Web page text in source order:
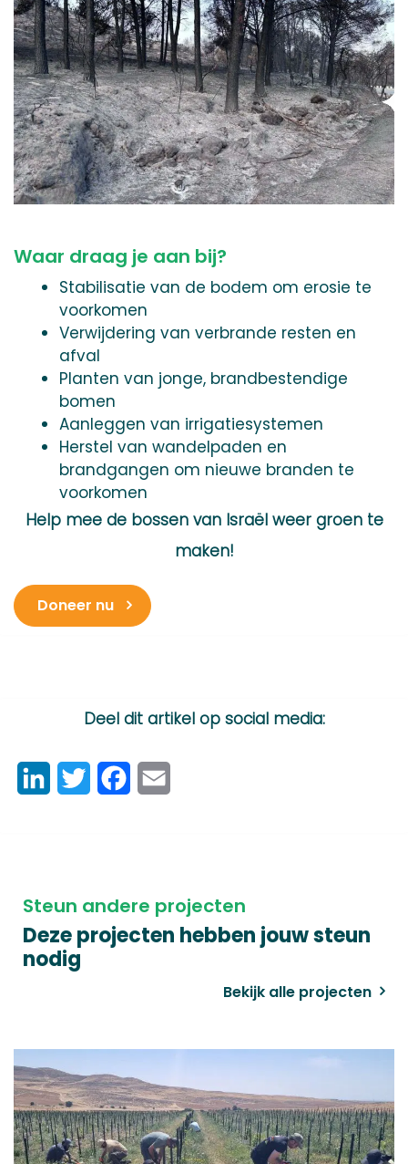
Waar draag je aan bij?
Stabilisatie van de bodem om erosie te
voorkomen
Verwijdering van verbrande resten en
afval
Planten van jonge, brandbestendige
bomen
Aanleggen van irrigatiesystemen
Herstel van wandelpaden en
brandgangen om nieuwe branden te
voorkomen
Help mee de bossen van Israël weer groen te
maken!
Doneer nu
Deel dit artikel op social media:
LinkedInTwitterFacebook
Steun andere projecten
Deze projecten hebben jouw steun
nodig
Bekijk alle projecten